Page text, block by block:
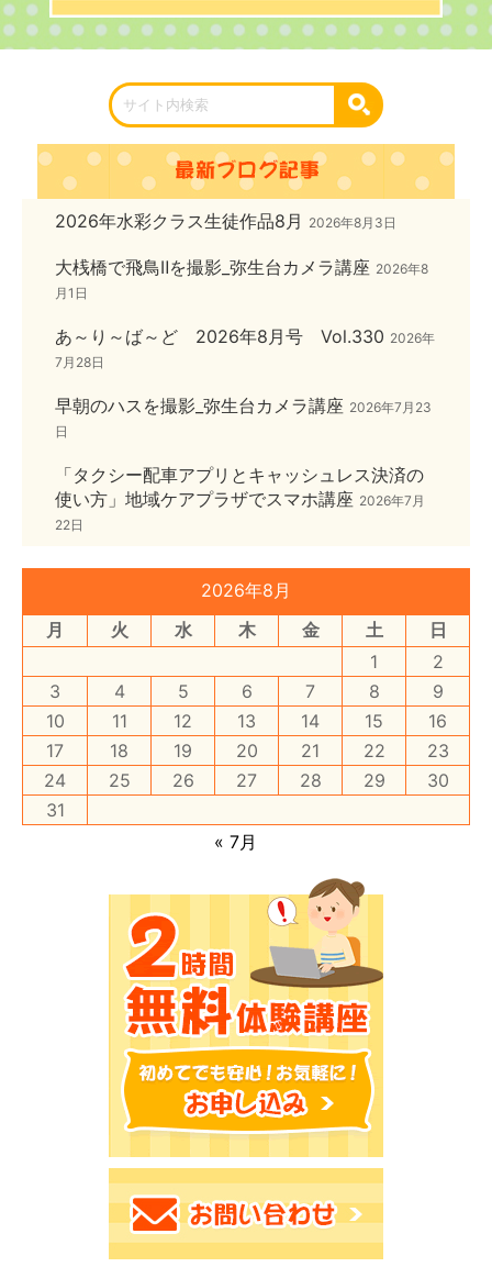
2026年水彩クラス生徒作品8月 2026年8月3日
大桟橋で飛鳥Ⅱを撮影_弥生台カメラ講座 2026年8
月1日
あ～り～ば～ど 2026年8月号 Vol.330 2026年
7月28日
早朝のハスを撮影_弥生台カメラ講座 2026年7月23
日
「タクシー配車アプリとキャッシュレス決済の
使い方」地域ケアプラザでスマホ講座 2026年7月
22日
2026年8月
月
火 水 木 金 土
日
1
2
3
4 5 6 7 8
9
10
11 12 13 14 15
16
17
18 19 20 21 22
23
24
25 26 27 28 29
30
31
« 7月